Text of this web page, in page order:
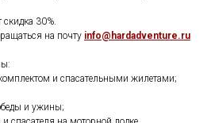
скидка 30%.
на почту info@hardadventure.ru
и спасательными жилетами;
и ужины;